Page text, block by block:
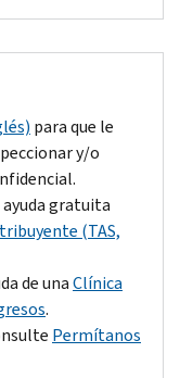
para que le
y/o
gratuita
(TAS,
de unaClínica
.
Permítanos